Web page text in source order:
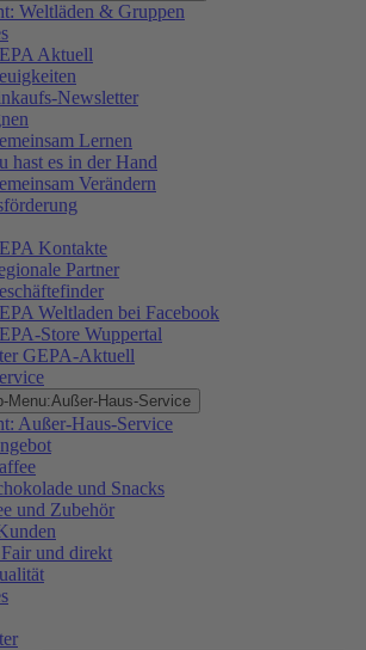
Weltläden & Gruppen
Aktuell
Newsletter
Lernen
hast es in der Hand
Verändern
Kontakte
Partner
Weltladen bei Facebook
Store Wuppertal
GEPA-Aktuell
Menu:Außer-Haus-Service
Außer-Haus-Service
und Snacks
und Zubehör
und direkt